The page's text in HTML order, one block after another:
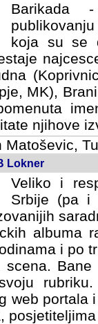
Barikada
koja su se
MK),
njihove
Matoševic,
Lokner
Veliko i
Srbije (pa i
albuma
i po
scena.
web portala